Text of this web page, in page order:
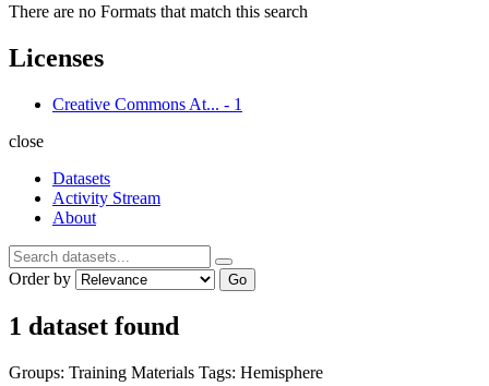
There are no Formats that match this search
Licenses
Creative Commons At... - 1
close
Datasets
Activity Stream
About
Order by Go
1 dataset found
Groups: Training Materials Tags: Hemisphere